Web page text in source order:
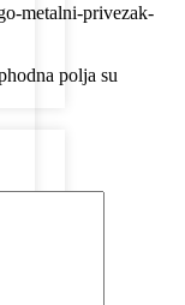
metalni-privezak-
polja su